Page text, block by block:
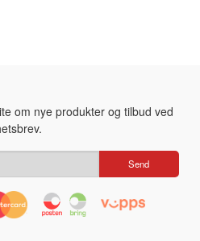
om nye produkter og tilbud ved